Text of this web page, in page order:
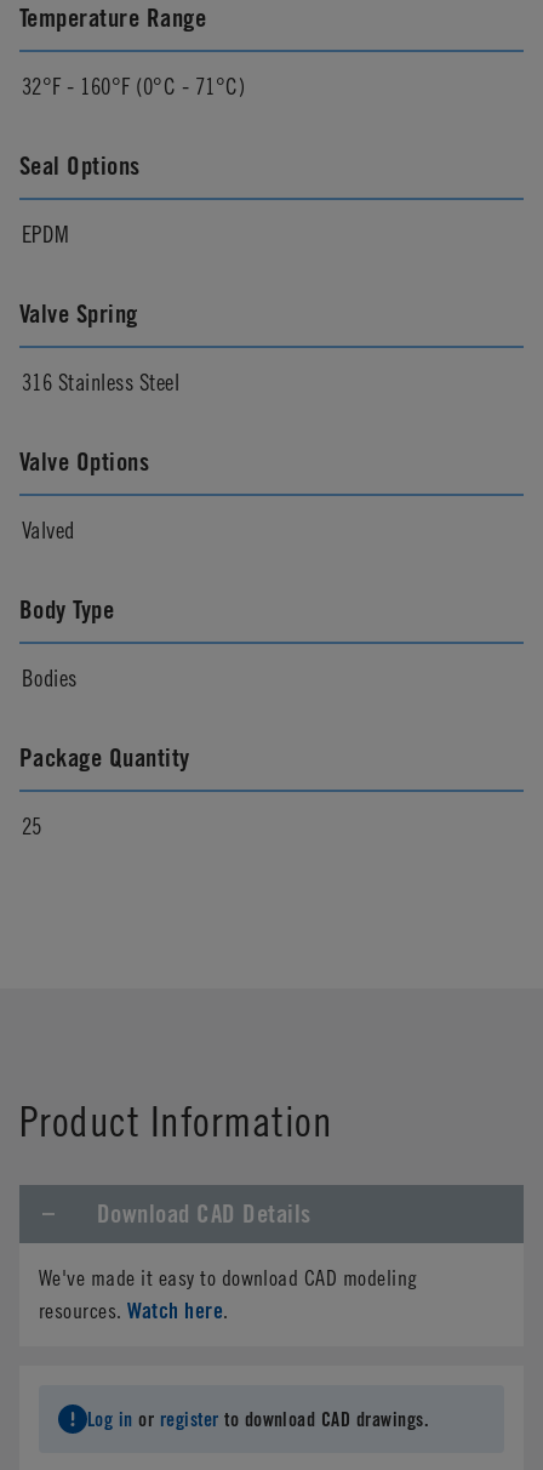
Temperature Range
32°F - 160°F (0°C - 71°C)
Seal Options
EPDM
Valve Spring
316 Stainless Steel
Valve Options
Valved
Body Type
Bodies
Package Quantity
25
Product Information
Download CAD Details
We've made it easy to download CAD modeling
resources.Watch here.
Log in or register to download CAD drawings.